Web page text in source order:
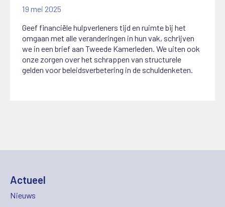
19 mei 2025
Geef financiële hulpverleners tijd en ruimte bij het
omgaan met alle veranderingen in hun vak, schrijven
we in een brief aan Tweede Kamerleden. We uiten ook
onze zorgen over het schrappen van structurele
gelden voor beleidsverbetering in de schuldenketen.
Actueel
Nieuws